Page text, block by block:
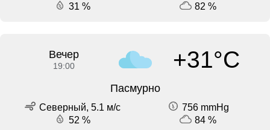
31 % 82 %
Вечер
19:00 +31°C
Пасмурно
Северный, 5.1 м/с
756 mmHg
52 %
84 %